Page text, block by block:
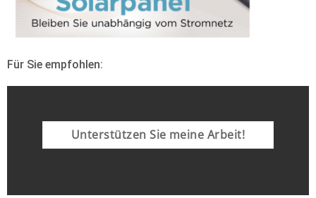
Für Sie empfohlen:
Unterstützen Sie meine Arbeit!